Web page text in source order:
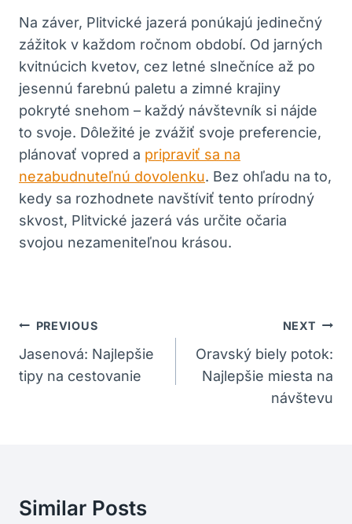
Na záver, Plitvické jazerá ponúkajú jedinečný
zážitok v každom ročnom období. Od jarných
kvitnúcich kvetov, cez letné slnečníce až po
jesennú farebnú paletu a zimné krajiny
pokryté snehom – každý návštevník si nájde
to svoje. Dôležité je zvážiť svoje preferencie,
plánovať vopred a pripraviť sa na
nezabudnuteľnú dovolenku. Bez ohľadu na to,
kedy sa rozhodnete navštíviť tento prírodný
skvost, Plitvické jazerá vás určite očaria
svojou nezameniteľnou krásou.
Navigácia
V
Článku
PREVIOUS
Jasenová: Najlepšie
tipy na cestovanie
NEXT
Oravský biely potok:
Najlepšie miesta na
návštevu
Similar Posts